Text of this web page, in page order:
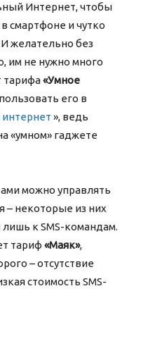
Интернет, чтобы
смартфоне и чутко
желательно без
им не нужно много
тарифа«Умное
его в
», ведь
«умном» гаджете
можно управлять
– некоторые из них
к SMS-командам.
тариф «Маяк»,
– отсутствие
стоимость SMS-